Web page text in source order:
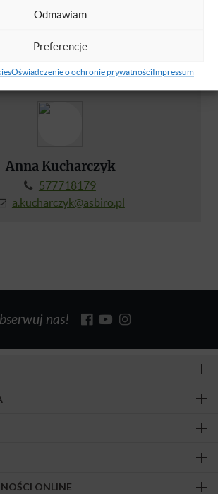
Odmawiam
Preferencje
Oświadczenie o ochronie prywatnościImpressum
Anna Kucharczyk
577718179
a.kucharczyk@asbiro.pl
nas!
ONLINE